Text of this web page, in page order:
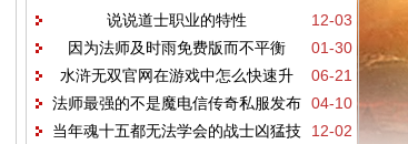
12-03
说说道士职业的特性
01-30
因为法师及时雨免费版而不平衡
06-21
水浒无双官网在游戏中怎么快速升
级？
04-10
法师最强的不是魔电信传奇私服发布
网站法，而是诱惑？
12-02
当年魂十五都无法学会的战士凶猛技